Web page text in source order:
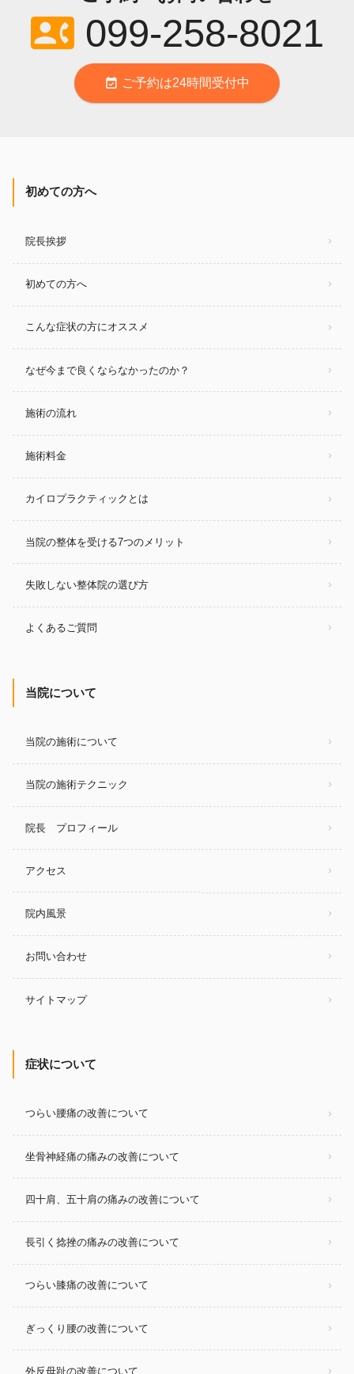
contact_phone099-258-8021
event_available ご予約は24時間受付中
初めての方へ
院長挨拶
初めての方へ
こんな症状の方にオススメ
なぜ今まで良くならなかったのか？
施術の流れ
施術料金
カイロプラクティックとは
当院の整体を受ける7つのメリット
失敗しない整体院の選び方
よくあるご質問
当院について
当院の施術について
当院の施術テクニック
院長 プロフィール
アクセス
院内風景
お問い合わせ
サイトマップ
症状について
つらい腰痛の改善について
坐骨神経痛の痛みの改善について
四十肩、五十肩の痛みの改善について
長引く捻挫の痛みの改善について
つらい膝痛の改善について
ぎっくり腰の改善について
外反母趾の改善について